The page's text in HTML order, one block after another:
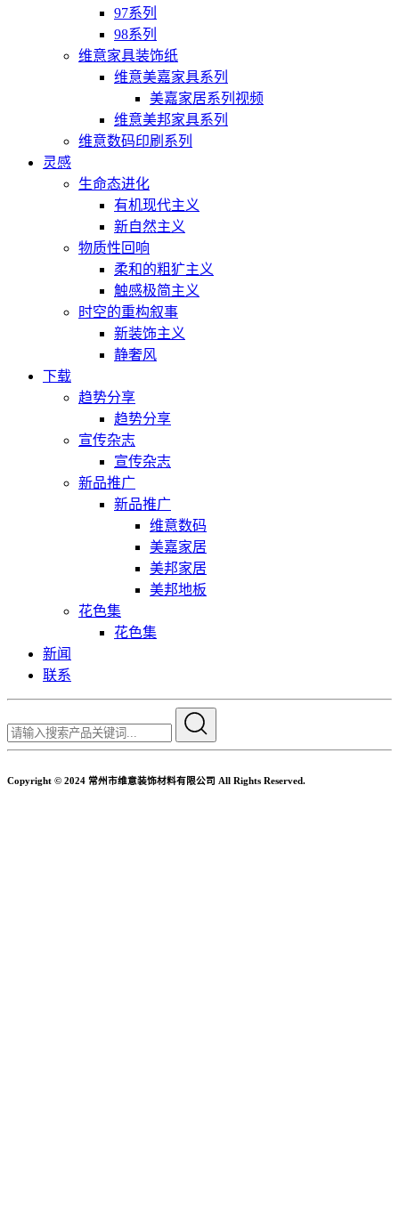
97系列
98系列
维意家具装饰纸
维意美嘉家具系列
美嘉家居系列视频
维意美邦家具系列
维意数码印刷系列
灵感
生命态进化
有机现代主义
新自然主义
物质性回响
柔和的粗犷主义
触感极简主义
时空的重构叙事
新装饰主义
静奢风
下载
趋势分享
趋势分享
宣传杂志
宣传杂志
新品推广
新品推广
维意数码
美嘉家居
美邦家居
美邦地板
花色集
花色集
新闻
联系
Copyright © 2024 常州市维意装饰材料有限公司 All Rights Reserved.